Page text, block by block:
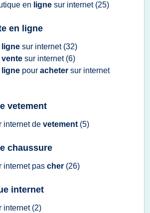
en ligne sur internet (25)
en ligne
ligne sur internet (32)
vente sur internet (6)
ligne pour acheter sur internet
vetement
internetde vetement (5)
chaussure
internet pas cher (26)
internet
internet (2)